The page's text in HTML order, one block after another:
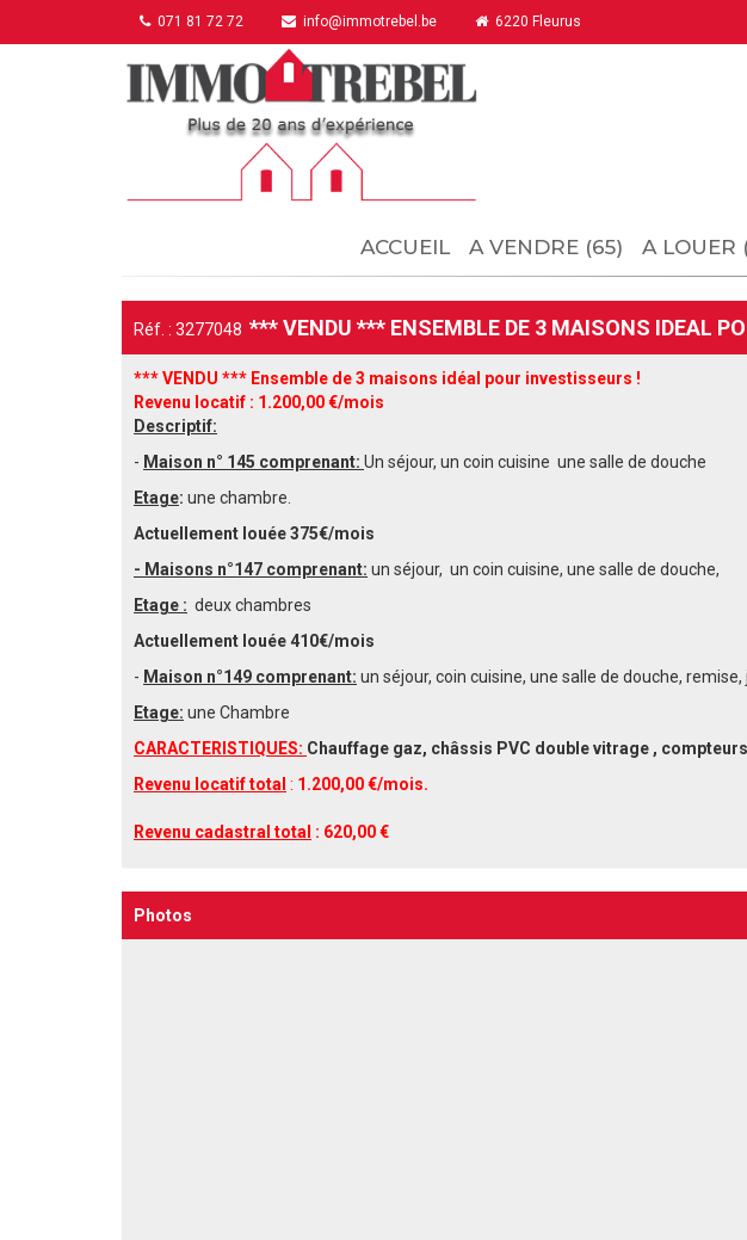
071 81 72 72 info@immotrebel.be 6220 Fleurus
ACCUEIL A VENDRE (65) A LOUER
Réf. : 3277048 *** VENDU *** ENSEMBLE DE 3 MAISONS IDEAL
*** VENDU *** Ensemble de 3 maisons idéal pour investisseurs !
Revenu locatif : 1.200,00 €/mois
Descriptif:
- Maison n° 145 comprenant: Un séjour, un coin cuisine une salle de douche
Etage: une chambre.
Actuellement louée 375€/mois
- Maisons n°147 comprenant: un séjour, un coin cuisine, une salle de douche,
Etage : deux chambres
Actuellement louée 410€/mois
- Maison n°149 comprenant: un séjour, coin cuisine, une salle de douche, remise,
Etage: une Chambre
CARACTERISTIQUES: Chauffage gaz, châssis PVC double vitrage , compte
Revenu locatif total : 1.200,00 €/mois.
Revenu cadastral total : 620,00 €
Photos